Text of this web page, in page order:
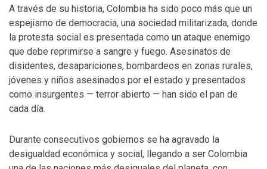
A través de su historia, Colombia ha sido poco más que un
espejismo de democracia, una sociedad militarizada, donde
la protesta social es presentada como un ataque enemigo
que debe reprimirse a sangre y fuego. Asesinatos de
disidentes, desapariciones, bombardeos en zonas rurales,
jóvenes y niños asesinados por el estado y presentados
como insurgentes — terror abierto — han sido el pan de
cada día.
Durante consecutivos gobiernos se ha agravado la
desigualdad económica y social, llegando a ser Colombia